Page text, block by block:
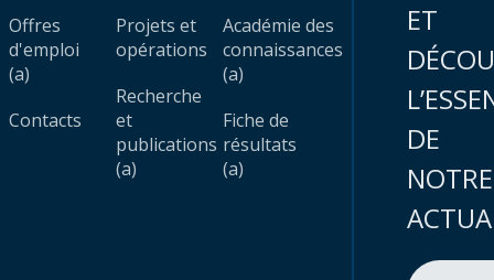
Offres
d'emploi
(a)
Contacts
Projets et
opérations
Recherche
et
publications
(a)
Académie des
connaissances
(a)
Fiche de
résultats
(a)
ET
DE
NOTRE